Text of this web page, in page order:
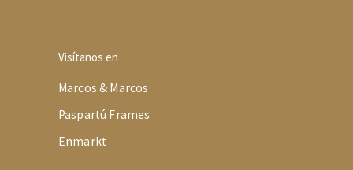
Visítanos en
Marcos & Marcos
Paspartú Frames
Enmarkt